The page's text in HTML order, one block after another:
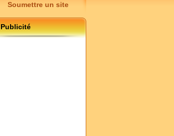
Soumettre un site
Publicité